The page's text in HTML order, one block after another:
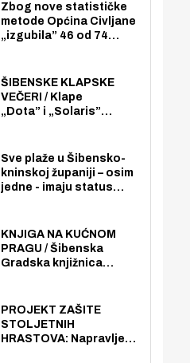
Zbog nove statističke
metode Općina Civljane
„izgubila” 46 od 74
nego radno sposobnih
osoba među svojih 170
stanovnika.
ŠIBENSKE KLAPSKE
VEČERI / Klape
„Dota” i „Solaris”
loži
Sve plaže u Šibensko-
kninskoj županiji – osim
jedne - imaju status
općoj upotrebi. Pristup
je slobodan i besplatan
za sve građane i
KNJIGA NA KUĆNOM
PRAGU / Šibenska
Gradska knjižnica
knjiga na kućnu adresu
električnim biciklom.
PROJEKT ZAŠITE
STOLJETNIH
HRASTOVA: Napravljen